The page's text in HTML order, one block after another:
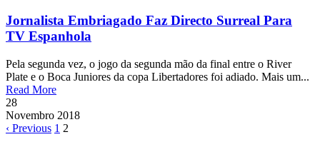
Jornalista Embriagado Faz Directo Surreal Para
TV Espanhola
Pela segunda vez, o jogo da segunda mão da final entre o River
Plate e o Boca Juniores da copa Libertadores foi adiado. Mais um...
Read More
28
Novembro 2018
‹ Previous 1 2